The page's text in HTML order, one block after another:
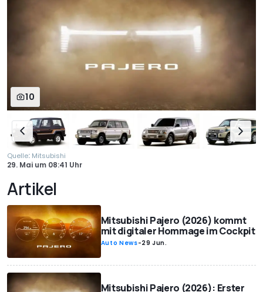
10
Quelle: Mitsubishi
29. Mai um 08:41 Uhr
Artikel
Mitsubishi Pajero (2026) kommt
mit digitaler Hommage im Cockpit
Auto News-29 Jun.
Mitsubishi Pajero (2026): Erster